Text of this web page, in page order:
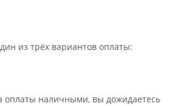
из трёх вариантов оплаты:
оплаты наличными, вы дожидаетесь